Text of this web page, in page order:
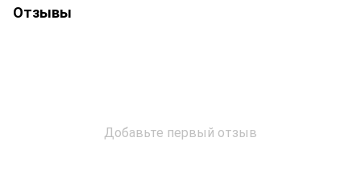
Отзывы
Добавьте первый отзыв